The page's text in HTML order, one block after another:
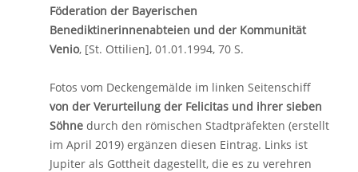
Föderation der Bayerischen
Benediktinerinnenabteien und der Kommunität
Venio, [St. Ottilien], 01.01.1994, 70 S.
Fotos vom Deckengemälde im linken Seitenschiff
von der Verurteilung der Felicitas und ihrer sieben
Söhne durch den römischen Stadtpräfekten (erstellt
im April 2019) ergänzen diesen Eintrag. Links ist
Jupiter als Gottheit dagestellt, die es zu verehren